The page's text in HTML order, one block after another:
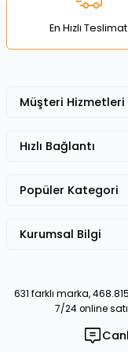
Bu ürüne benzer
En Hızlı Teslimat
631 farklı marka,
7/24 online
Müşteri Hizmetleri
Hızlı Bağlantı
Popüler Kategori
Kurumsal Bilgi